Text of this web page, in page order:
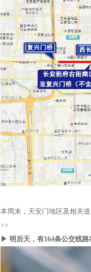
本周末，天安门地区及相关
>>
▶ 明后天，有164条公交线